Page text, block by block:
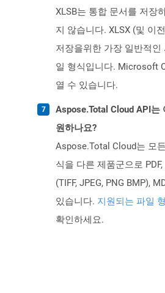
XLSB는 통합 문서를 저장
지 않습니다. XLSX (및 이
저장을위한 가장 일반적
일 형식입니다. Microsoft
열 수 있습니다.
Aspose.Total Cloud API는
원하나요?
Aspose.Total Cloud는 모
식을 다른 제품군으로 PDF,
(TIFF, JPEG, PNG BMP),
있습니다. 지원되는 파일
확인하세요.